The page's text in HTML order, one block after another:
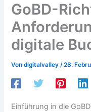
GoBD-
digitale
Vondigitalvalley/28.
Einführung in die